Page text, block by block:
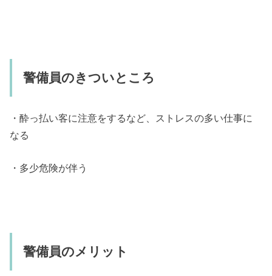
警備員のきついところ
・酔っ払い客に注意をするなど、ストレスの多い仕事に
なる
・多少危険が伴う
警備員のメリット